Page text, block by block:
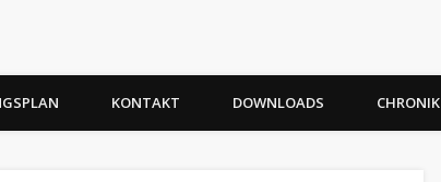
KONTAKT DOWNLOADS CHRONIK